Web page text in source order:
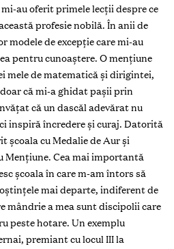
au oferit primele lecții despre ce
profesie nobilă. În anii de
modele de excepție care mi-au
pentru cunoaștere. O mențiune
mele de matematică și dirigintei,
că mi-a ghidat pașii prin
că un dascăl adevărat nu
inspiră încredere și curaj. Datorită
școala cu Medalie de Aur și
Mențiune. Cea mai importantă
școala în care m-am întors să
mai departe, indiferent de
mândrie a mea sunt discipolii care
peste hotare. Un exemplu
premiant cu locul III la